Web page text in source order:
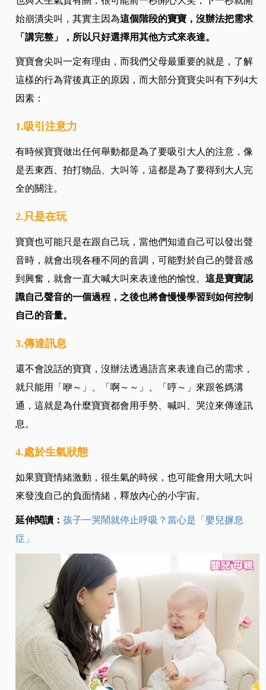
始崩潰尖叫，其實主因為這個階段的寶寶，沒辦法把需求
「講完整」，所以只好選擇用其他方式來表達。
寶寶會尖叫一定有理由，而我們父母最重要的就是，了解
這樣的行為背後真正的原因，而大部分寶寶尖叫有下列4大
因素：
1.吸引注意力
有時候寶寶做出任何舉動都是為了要吸引大人的注意，像
是丟東西、拍打物品、大叫等，這都是為了要得到大人完
全的關注。
2.只是在玩
寶寶也可能只是在跟自己玩，當他們知道自己可以發出聲
音時，就會出現各種不同的音調，可能對於自己的聲音感
到興奮，就會一直大喊大叫來表達他的愉悅。這是寶寶認
識自己聲音的一個過程，之後也將會慢慢學習到如何控制
自己的音量。
3.傳達訊息
還不會說話的寶寶，沒辦法透過語言來表達自己的需求，
就只能用「咿～」、「啊～～」、「哼～」來跟爸媽溝
通，這就是為什麼寶寶都會用手勢、喊叫、哭泣來傳達訊
息。
4.處於生氣狀態
如果寶寶情緒激動，很生氣的時候，也可能會用大吼大叫
來發洩自己的負面情緒，釋放內心的小宇宙。
延伸閱讀：孩子一哭鬧就停止呼吸？當心是「嬰兒摒息
症」